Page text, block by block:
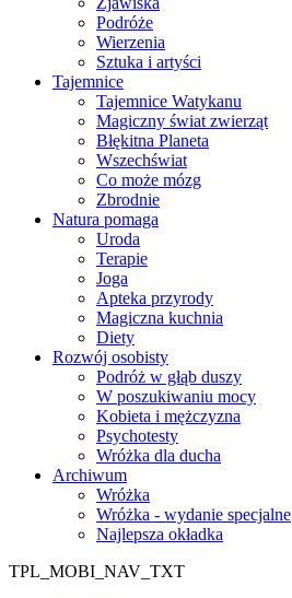
Podróże
Wierzenia
Sztuka i artyści
Tajemnice
Tajemnice Watykanu
Magiczny świat zwierząt
Błękitna Planeta
Wszechświat
Co może mózg
Zbrodnie
Natura pomaga
Uroda
Terapie
Joga
Apteka przyrody
Magiczna kuchnia
Diety
Rozwój osobisty
Podróż w głąb duszy
W poszukiwaniu mocy
Kobieta i mężczyzna
Psychotesty
Wróżka dla ducha
Archiwum
Wróżka
Wróżka - wydanie specjalne
Najlepsza okładka
TPL_MOBI_NAV_TXT